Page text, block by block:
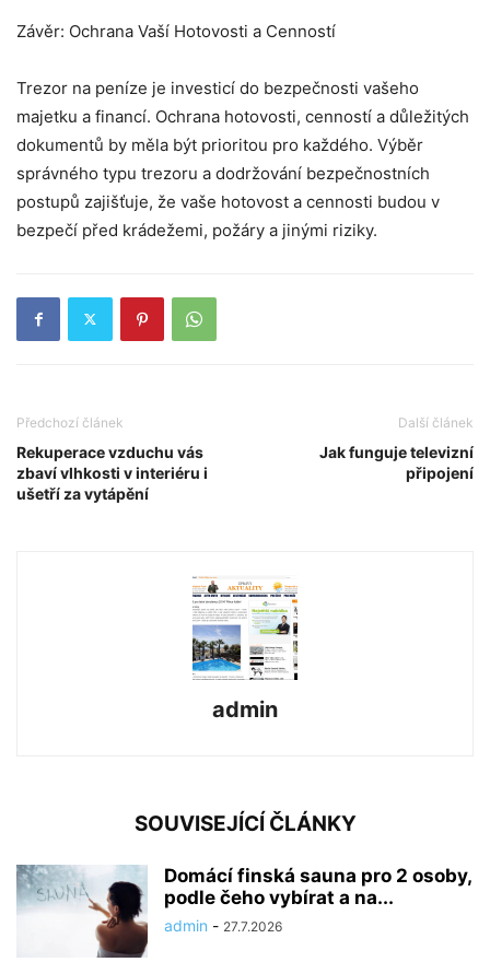
Závěr: Ochrana Vaší Hotovosti a Cenností
Trezor na peníze je investicí do bezpečnosti vašeho
majetku a financí. Ochrana hotovosti, cenností a důležitých
dokumentů by měla být prioritou pro každého. Výběr
správného typu trezoru a dodržování bezpečnostních
postupů zajišťuje, že vaše hotovost a cennosti budou v
bezpečí před krádežemi, požáry a jinými riziky.
Předchozí článek
Rekuperace vzduchu vás
zbaví vlhkosti v interiéru i
ušetří za vytápění
Další článek
Jak funguje televizní
připojení
admin
SOUVISEJÍCÍ ČLÁNKY
Domácí finská sauna pro 2 osoby,
podle čeho vybírat a na...
admin - 27.7.2026